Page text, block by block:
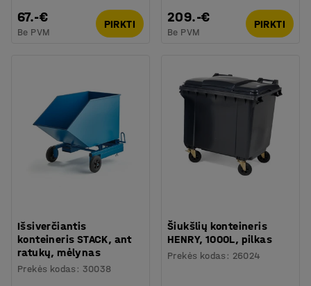
67.-€
Be PVM
PIRKTI 209.-€
Be PVM
PIRKTI
Išsiverčiantis
konteineris STACK, ant
ratukų, mėlynas
Prekės kodas : 30038
Šiukšlių konteineris
HENRY, 1000L, pilkas
Prekės kodas : 26024